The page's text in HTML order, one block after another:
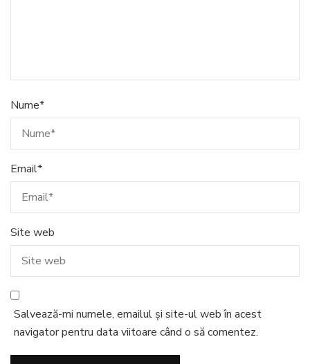
Nume*
Email*
Site web
Salvează-mi numele, emailul și site-ul web în acest
navigator pentru data viitoare când o să comentez.